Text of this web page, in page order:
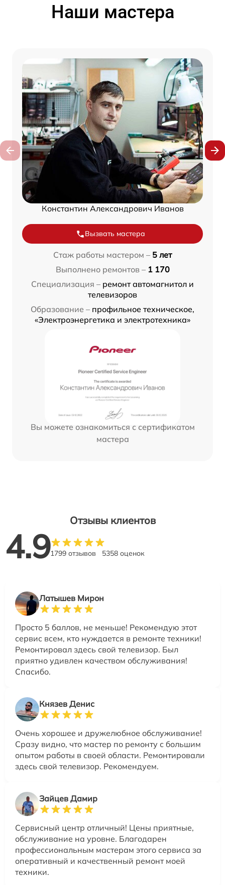
Наши мастера
Константин Александрович Иванов
Вызвать мастера
Стаж работы мастером – 5 лет
Выполнено ремонтов – 1 170
Специализация – ремонт автомагнитол и
телевизоров
Образование – профильное техническое,
«Электроэнергетика и электротехника»
Вы можете ознакомиться с сертификатом
мастера
Отзывы клиентов
4.91799 отзывов 5358 оценок
Латышев Мирон
Просто 5 баллов, не меньше! Рекомендую этот
сервис всем, кто нуждается в ремонте техники!
Ремонтировал здесь свой телевизор. Был
приятно удивлен качеством обслуживания!
Спасибо.
Князев Денис
Очень хорошее и дружелюбное обслуживание!
Сразу видно, что мастер по ремонту с большим
опытом работы в своей области. Ремонтировали
здесь свой телевизор. Рекомендуем.
Зайцев Дамир
Сервисный центр отличный! Цены приятные,
обслуживание на уровне. Благодарен
профессиональным мастерам этого сервиса за
оперативный и качественный ремонт моей
техники.